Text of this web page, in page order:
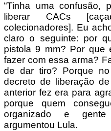
“Tinha uma confusão,
liberar CACs
colecionadores]. Eu
claro o seguinte: por
pistola 9 mm? Por que
fazer com essa arma?
de dar tiro? Porque
decreto de liberação
anterior fez era para
porque quem
organizado e
argumentou Lula.